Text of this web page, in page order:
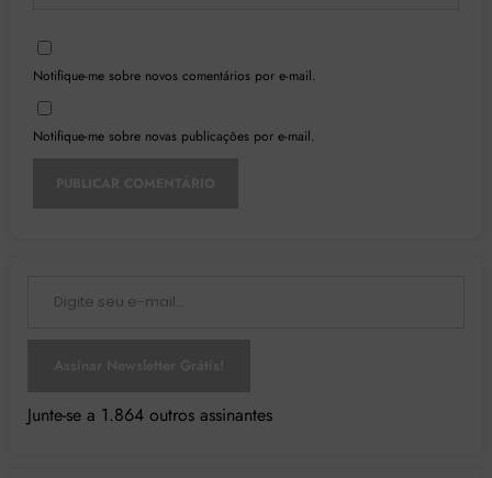
Notifique-me sobre novos comentários por e-mail.
Notifique-me sobre novas publicações por e-mail.
Junte-se a 1.864 outros assinantes